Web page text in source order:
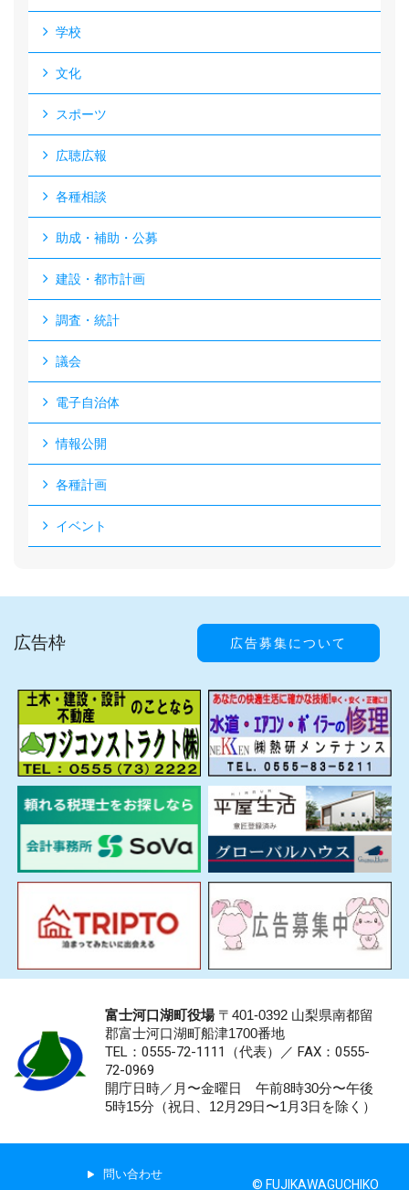
学校
文化
スポーツ
広聴広報
各種相談
助成・補助・公募
建設・都市計画
調査・統計
議会
電子自治体
情報公開
各種計画
イベント
広告枠 広告募集について
富士河口湖町役場〒401-0392 山梨県南都留
郡富士河口湖町船津1700番地
TEL：0555-72-1111 （代表）／ FAX：0555-
72-0969
開庁日時／月〜金曜日 午前8時30分〜午後
5時15分（祝日、12月29日〜1月3日を除く）
問い合わせ
© FUJIKAWAGUCHIKO